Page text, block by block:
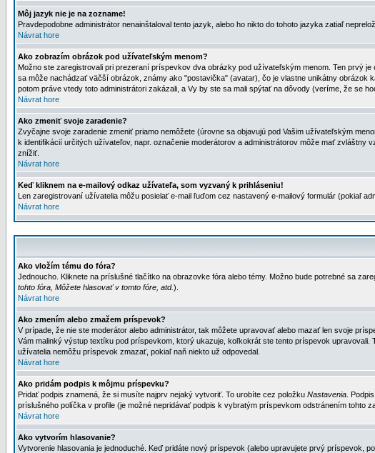
Môj jazyk nie je na zozname!
Pravdepodobne administrátor nenainštaloval tento jazyk, alebo ho nikto do tohoto jazyka zatiaľ
Návrat hore
Ako zobrazím obrázok pod užívateľským menom?
Možno ste zaregistrovali pri prezeraní príspevkov dva obrázky pod užívateľským menom. Ten prvý
sa môže nachádzať väčší obrázok, známy ako "postavička" (avatar), čo je vlastne unikátny
potom práve vtedy toto administrátori zakázali, a Vy by ste sa mali spýtať na dôvody (veríme, že se
Návrat hore
Ako zmeniť svoje zaradenie?
Zvyčajne svoje zaradenie zmeniť priamo nemôžete (úrovne sa objavujú pod Vašim užívateľským
k identifikácií určitých užívateľov, napr. označenie moderátorov a administrátorov môže mať
znížiť.
Návrat hore
Keď kliknem na e-mailový odkaz užívateľa, som vyzvaný k prihláseniu!
Len zaregistrovaní užívatelia môžu posielať e-mail ľuďom cez nastavený e-mailový formulár (pokiaľ
Návrat hore
Ako vložím tému do fóra?
Jednoucho. Kliknete na príslušné tlačítko na obrazovke fóra alebo témy. Možno bude potrebné sa
tohto fóra, Môžete hlasovať v tomto fóre, atd.).
Návrat hore
Ako zmením alebo zmažem príspevok?
V prípade, že nie ste moderátor alebo administrátor, tak môžete upravovať alebo mazať len svoje
Vám malinký výstup textíku pod príspevkom, ktorý ukazuje, koľkokrát ste tento príspevok
užívatelia nemôžu príspevok zmazať, pokiaľ naň niekto už odpovedal.
Návrat hore
Ako pridám podpis k môjmu príspevku?
Pridať podpis znamená, že si musíte najprv nejaký vytvoriť. To urobíte cez položku Nastavenia .
príslušného políčka v profile (je možné nepridávať podpis k vybratým príspevkom odstránením tohto
Návrat hore
Ako vytvorím hlasovanie?
Vytvorenie hlasovania je jednoduché. Keď pridáte nový príspevok (alebo upravujete prvý príspevok,